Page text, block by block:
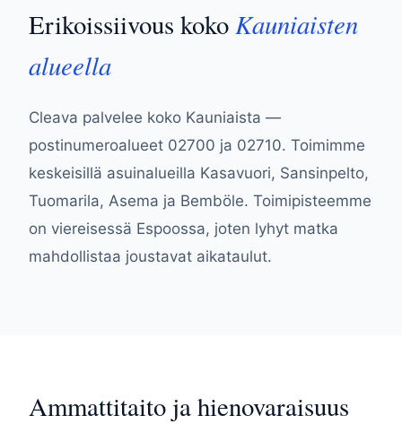
Erikoissiivous koko Kauniaisten
alueella
Cleava palvelee koko Kauniaista —
postinumeroalueet 02700 ja 02710. Toimimme
keskeisillä asuinalueilla Kasavuori, Sansinpelto,
Tuomarila, Asema ja Bemböle. Toimipisteemme
on viereisessä Espoossa, joten lyhyt matka
mahdollistaa joustavat aikataulut.
Ammattitaito ja hienovaraisuus